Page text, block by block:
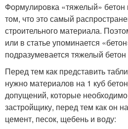
Формулировка «тяжелый» бетон
том, что это самый
строительного материала.
или в статье упоминается
подразумевается тяжелый
Перед тем как представить
нужно материалов на 1 куб
допущений, которые
застройщику, перед тем как он
цемент, песок, щебень и воду: